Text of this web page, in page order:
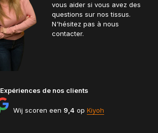
vous aider si vous avez des
questions sur nos tissus.
N'hésitez pas à nous
contacter.
Expériences de nos clients
Wij scoren een 9,4 op Kiyoh